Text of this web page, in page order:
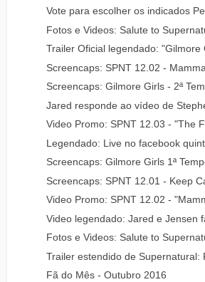
Vote para escolher os indicados
Fotos e Videos: Salute to
Trailer Oficial legendado: "Gilmore
Screencaps: SPNT 12.02 -
Screencaps: Gilmore Girls - 2ª
Jared responde ao vídeo de
Video Promo: SPNT 12.03 - "The
Legendado: Live no facebook
Screencaps: Gilmore Girls 1ª
Screencaps: SPNT 12.01 - Keep
Video Promo: SPNT 12.02 -
Video legendado: Jared e Jensen
Fotos e Videos: Salute to
Trailer estendido de Supernatural:
Fã do Mês - Outubro 2016